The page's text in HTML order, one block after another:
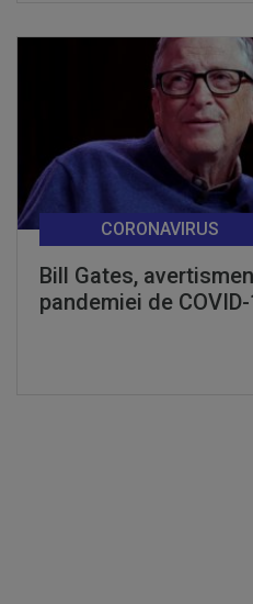
Bill Gates,
pandemiei de
CORONAVIRUS